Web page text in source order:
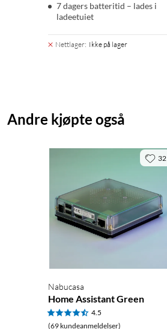
7 dagers batteritid – lades i
ladeetuiet
Nettlager: Ikke på lager
Andre kjøpte også
Nabucasa
Home Assistant Green
4.5
(69 kundeanmeldelser)
32